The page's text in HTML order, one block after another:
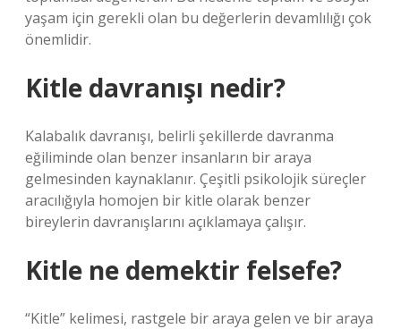
yaşam için gerekli olan bu değerlerin devamlılığı çok
önemlidir.
Kitle davranışı nedir?
Kalabalık davranışı, belirli şekillerde davranma
eğiliminde olan benzer insanların bir araya
gelmesinden kaynaklanır. Çeşitli psikolojik süreçler
aracılığıyla homojen bir kitle olarak benzer
bireylerin davranışlarını açıklamaya çalışır.
Kitle ne demektir felsefe?
“Kitle” kelimesi, rastgele bir araya gelen ve bir araya